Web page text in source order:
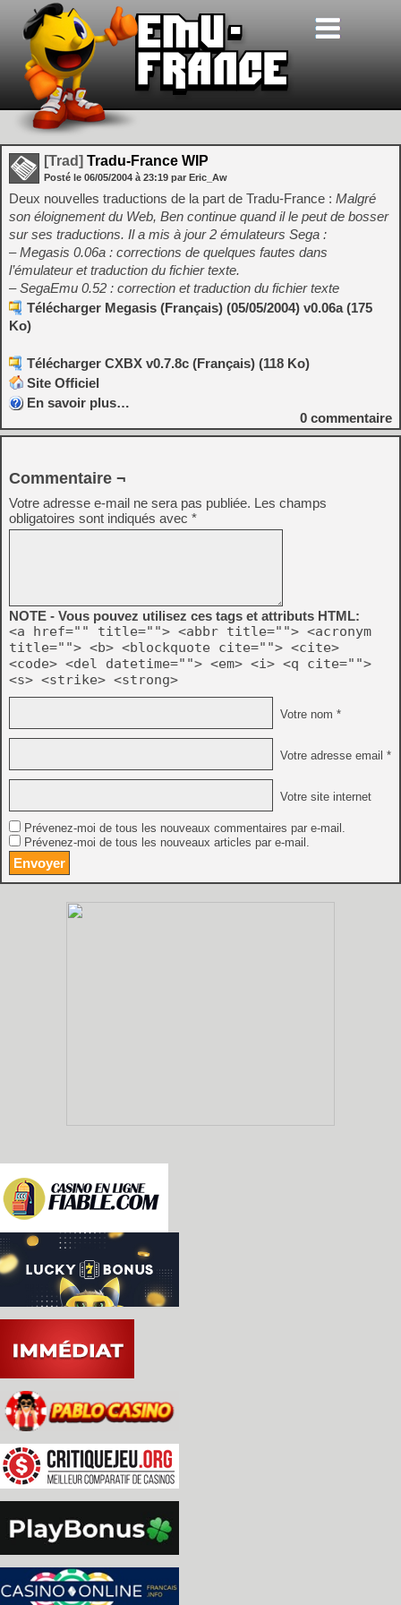
[Trad] Tradu-France WIP
Posté le 06/05/2004 à 23:19 par Eric_Aw
Deux nouvelles traductions de la part de Tradu-France : Malgré
son éloignement du Web, Ben continue quand il le peut de bosser
sur ses traductions. Il a mis à jour 2 émulateurs Sega :
– Megasis 0.06a : corrections de quelques fautes dans
l’émulateur et traduction du fichier texte.
– SegaEmu 0.52 : correction et traduction du fichier texte
Télécharger Megasis (Français) (05/05/2004) v0.06a (175
Ko)
Télécharger CXBX v0.7.8c (Français) (118 Ko)
Site Officiel
En savoir plus…
0 commentaire
Commentaire ¬
Votre adresse e-mail ne sera pas publiée. Les champs
obligatoires sont indiqués avec *
NOTE - Vous pouvez utilisez ces tags et attributs HTML:
<a href="" title=""> <abbr title=""> <acronym
title=""> <b> <blockquote cite=""> <cite>
<code> <del datetime=""> <em> <i> <q cite="">
<s> <strike> <strong>
Votre nom *
Votre adresse email *
Votre site internet
Prévenez-moi de tous les nouveaux commentaires par e-mail.
Prévenez-moi de tous les nouveaux articles par e-mail.